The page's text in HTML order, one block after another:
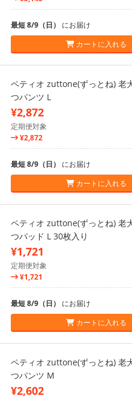
最短 8/9（日） にお届け
カートに入れる
ペティオ zuttone(ずっとね) 老
つパンツ L
¥2,872
定期便対象
¥2,872
最短 8/9（日） にお届け
カートに入れる
ペティオ zuttone(ずっとね) 老
つパッド L 30枚入り
¥1,721
定期便対象
¥1,721
最短 8/9（日） にお届け
カートに入れる
ペティオ zuttone(ずっとね) 老
つパンツ M
¥2,602